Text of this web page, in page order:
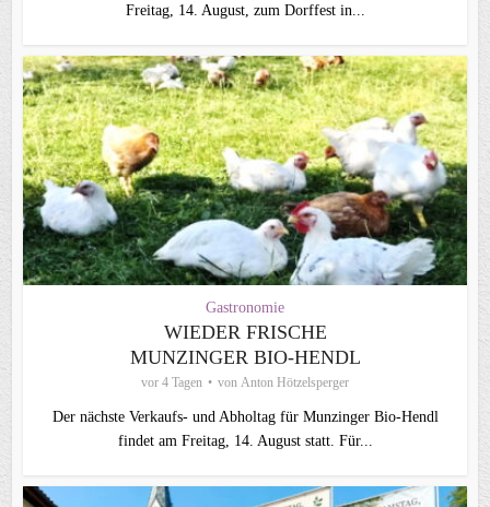
Freitag, 14. August, zum Dorffest in...
Gastronomie
WIEDER FRISCHE
MUNZINGER BIO-HENDL
vor 4 Tagen von Anton Hötzelsperger
Der nächste Verkaufs- und Abholtag für Munzinger Bio-Hendl
findet am Freitag, 14. August statt. Für...